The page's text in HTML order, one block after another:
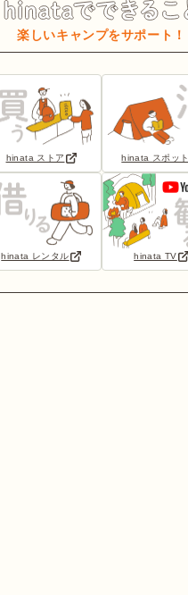
楽しいキャンプをサポート！
hinata ストア hinata スポット
hinata レンタル hinata TV